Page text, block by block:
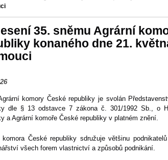
35. sněmu Agrární
konaného dne 21.
komory České republiky je svolán
dle § 13 odstavce 7 zákona č. 301/1992 Sb., o
a Agrární komoře České republiky v platném znění.
komora České republiky sdružuje většinu
všech forem vlastnictví a způsobů podnikání.